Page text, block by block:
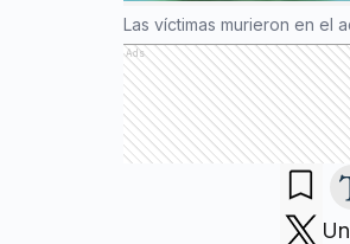
Las víctimas murieron en el
Ads